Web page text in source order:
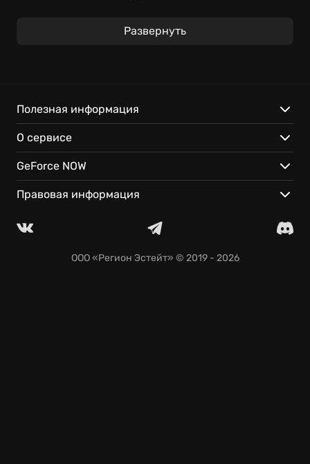
Решайте головоломки, используя необычные
способности.
Играйте в Scarf где угодно с мгновенным
доступом благодаря GeForce NOW.
Развернуть
Полезная информация
О сервисе
GeForce NOW
Правовая информация
ООО «Регион Эстейт» © 2019 - 2026